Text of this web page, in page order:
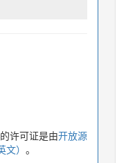
许可证是由开放源
文） 。